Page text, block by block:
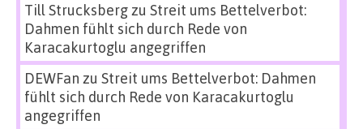
Till Strucksbergzu Streit ums Bettelverbot:
Dahmen fühlt sich durch Rede von
Karacakurtoglu angegriffen
DEWFan zu Streit ums Bettelverbot: Dahmen
fühlt sich durch Rede von Karacakurtoglu
angegriffen